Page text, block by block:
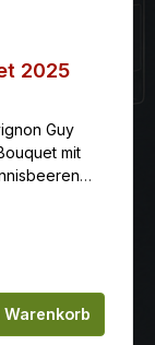
2025
Guy
mit
Warenkorb